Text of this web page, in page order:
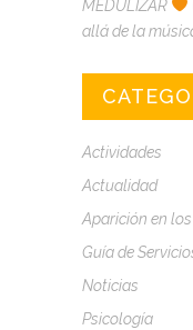
MEDULIZAR
allá de la
Actividades
Actualidad
Aparición en
Guía de
Noticias
Psicología